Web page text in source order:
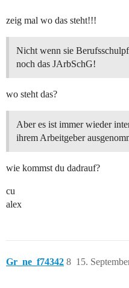
zeig mal wo das steht!!!
Nicht wenn sie
noch das JArbSchG!
wo steht das?
Aber es ist immer wieder
ihrem Arbeitgeber
wie kommst du dadrauf?
cu
alex
Gr_ne_f74342 15.
8